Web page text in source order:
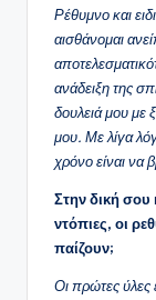
Ρέθυμνο και
αισθάνομαι
ανάδειξη της
δουλειά μου με
μου. Με λίγα
χρόνο είναι να
Στην δική σου
ντόπιες, οι
παίζουν;
Οι πρώτες ύλες